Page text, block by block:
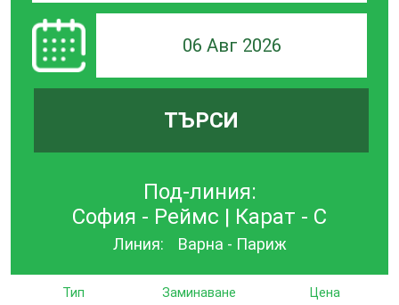
06 Авг 2026
ТЪРСИ
Под-линия:
София - Реймс | Карат - С
Линия: Варна - Париж
Тип Заминаване Цена